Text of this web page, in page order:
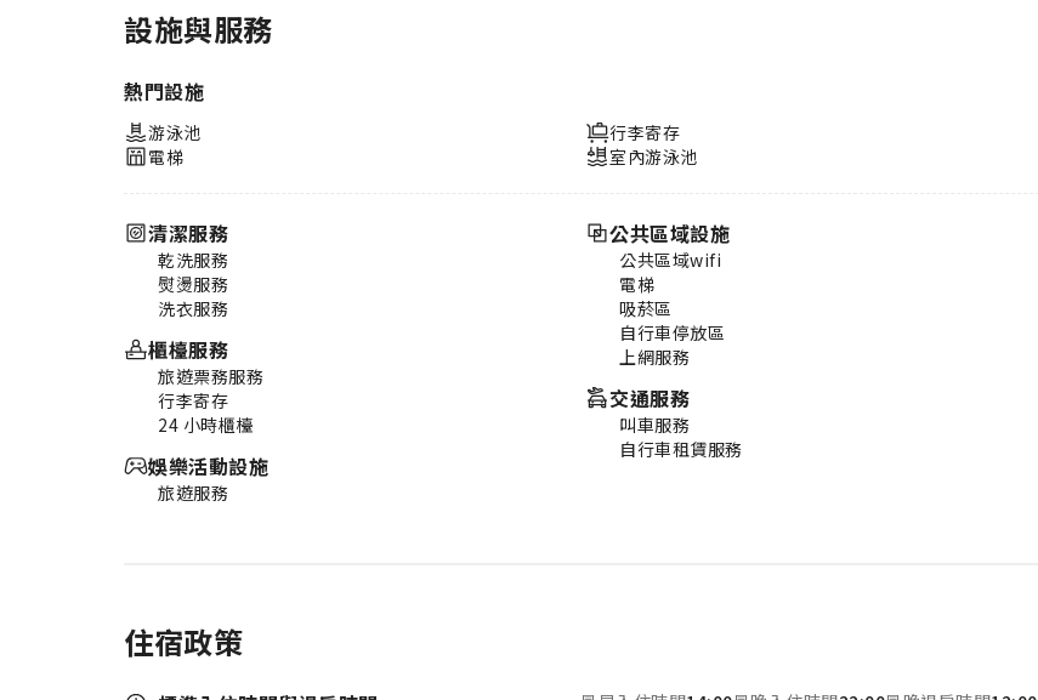
設施與服務
熱門設施
游泳池
電梯
行李寄存
室內游泳池
清潔服務
乾洗服務
熨燙服務
洗衣服務
櫃檯服務
旅遊票務服務
行李寄存
24 小時櫃檯
娛樂活動設施
旅遊服務
公共區域設施
公共區域wifi
電梯
吸菸區
自行車停放區
上網服務
交通服務
叫車服務
自行車租賃服務
住宿政策